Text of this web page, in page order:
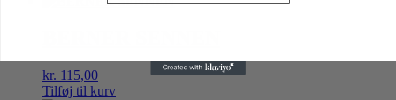
kr. 115,00
Tilføj til kurv